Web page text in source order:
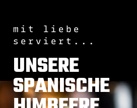
mit liebe
serviert...
UNSERE
SPANISCHE